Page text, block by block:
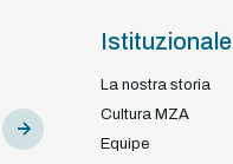
Sousa
(83) 98122-92925
Istituzionale
La nostra storia
Cultura MZA
Equipe